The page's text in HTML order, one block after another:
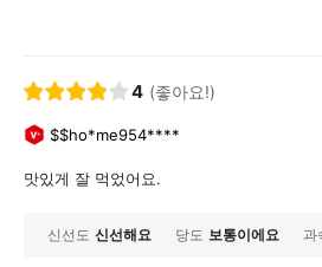
4 (좋아요!)
$$ho*me954****
맛있게 잘 먹었어요.
신선도 신선해요 당도 보통이에요 과